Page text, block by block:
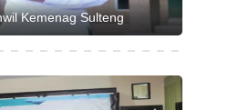
Kemenag Sulteng